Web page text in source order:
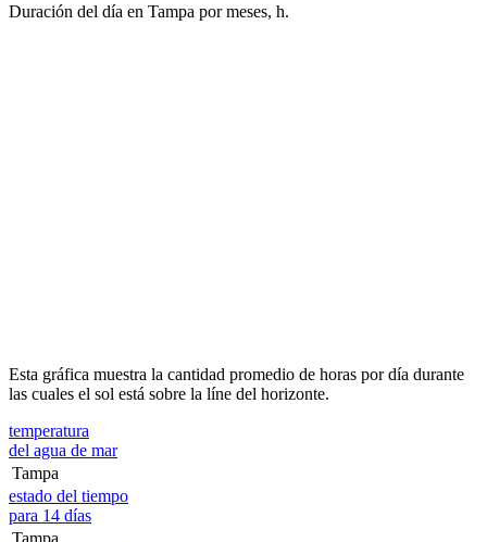
Duración del día en Tampa por meses, h.
Esta gráfica muestra la cantidad promedio de horas por día durante
las cuales el sol está sobre la líne del horizonte.
temperatura
del agua de mar
Tampa
estado del tiempo
para 14 días
Tampa